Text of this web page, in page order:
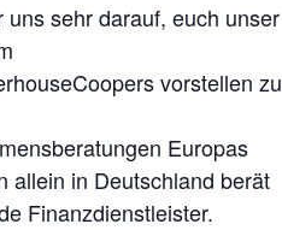
sehr darauf, euch unser
vorstellen zu
Europas
allein in Deutschland berät
Finanzdienstleister.